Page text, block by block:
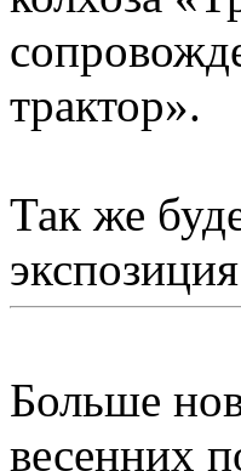
трактор».
Так же
Больше
весенних